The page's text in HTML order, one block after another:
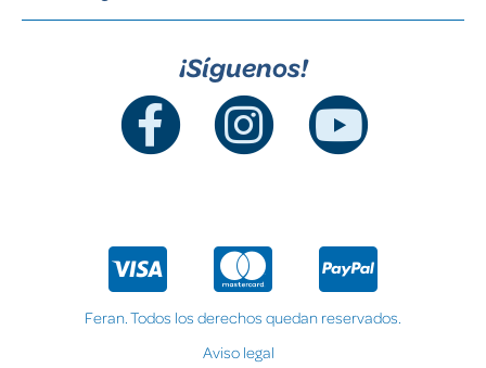
¡Síguenos!
Feran. Todos los derechos quedan reservados.
Aviso legal